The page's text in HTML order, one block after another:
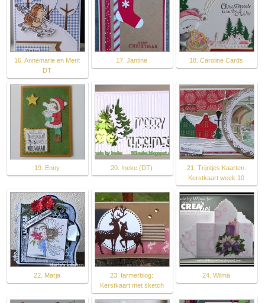
16. Annemarie en Merit
DT
17. Jantine 18. Caroline Cards
19. Enny 20. !neke (DT)
21. Trijntjes Kaarten:
Kerstkaart week 10
22. Marja
23. farmerblog:
Kerstkaart met sketch
24. Wilma